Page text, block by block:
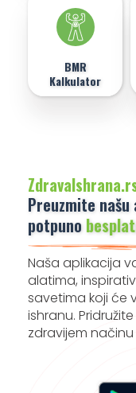
BMR
Kalkulator
Preuzmite
potpuno
Naša aplikacija
alatima,
savetima koji će
ishranu.
zdravijem